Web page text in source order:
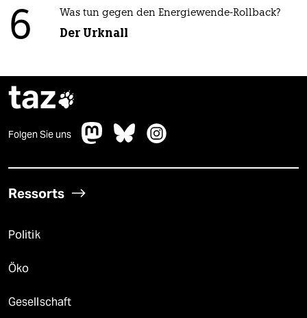
6 Was tun gegen den Energiewende-Rollback?
Der Urknall
taz
Folgen Sie uns
Ressorts
Politik
Öko
Gesellschaft